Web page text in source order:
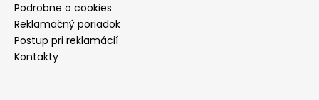
Podrobne o cookies
Reklamačný poriadok
Postup pri reklamácií
Kontakty